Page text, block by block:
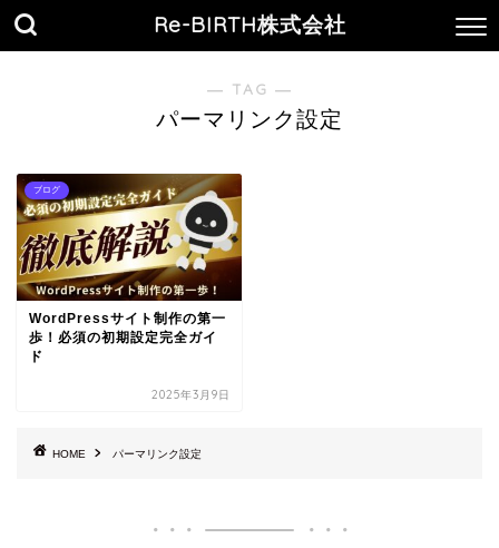
Re-BIRTH株式会社
― TAG ―
パーマリンク設定
ブログ
WordPressサイト制作の第一
歩！必須の初期設定完全ガイ
ド
2025年3月9日
HOME パーマリンク設定